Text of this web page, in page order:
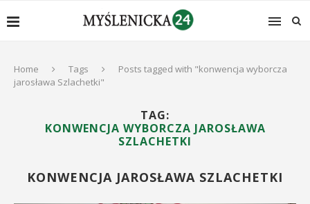
Home Tags
Posts tagged with "konwencja wyborcza
jarosława Szlachetki"
TAG:
KONWENCJA WYBORCZA JAROSŁAWA
SZLACHETKI
KONWENCJA JAROSŁAWA SZLACHETKI